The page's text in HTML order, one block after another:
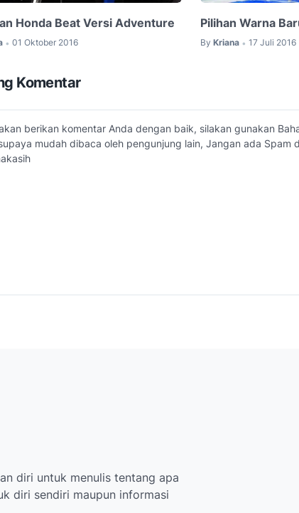
Honda Beat Versi Adventure
• 01 Oktober 2016
Pilihan Warna
By Kriana • 17 Juli 2016
Komentar
berikan komentar Anda dengan baik, silakan gunakan
mudah dibaca oleh pengunjung lain, Jangan ada Spam
diri untuk menulis tentang apa
diri sendiri maupun informasi